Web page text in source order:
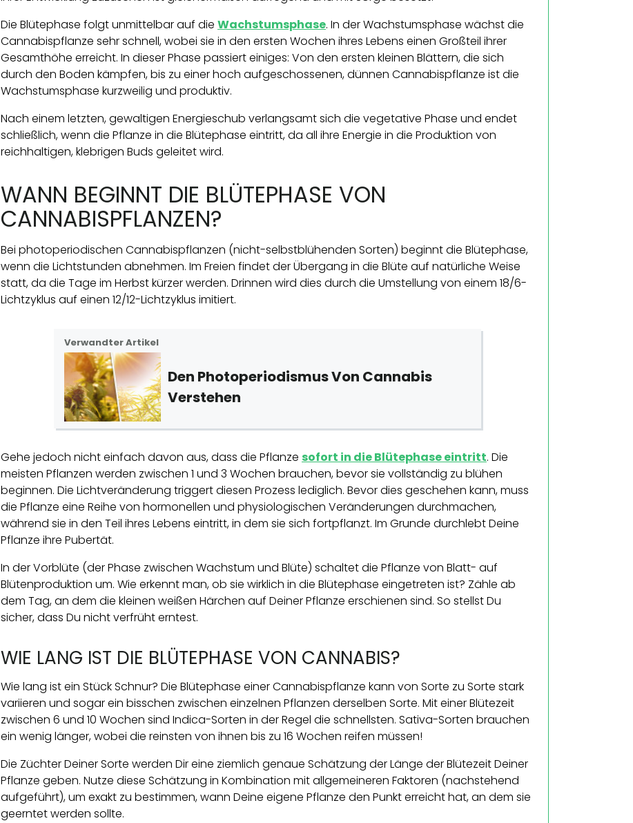
Die Blütephase folgt unmittelbar auf die Wachstumsphase. In der Wachstumsphase wächst die
Cannabispflanze sehr schnell, wobei sie in den ersten Wochen ihres Lebens einen Großteil ihrer
Gesamthöhe erreicht. In dieser Phase passiert einiges: Von den ersten kleinen Blättern, die sich
durch den Boden kämpfen, bis zu einer hoch aufgeschossenen, dünnen Cannabispflanze ist die
Wachstumsphase kurzweilig und produktiv.
Nach einem letzten, gewaltigen Energieschub verlangsamt sich die vegetative Phase und endet
schließlich, wenn die Pflanze in die Blütephase eintritt, da all ihre Energie in die Produktion von
reichhaltigen, klebrigen Buds geleitet wird.
WANN BEGINNT DIE BLÜTEPHASE VON
CANNABISPFLANZEN?
Bei photoperiodischen Cannabispflanzen (nicht-selbstblühenden Sorten) beginnt die Blütephase,
wenn die Lichtstunden abnehmen. Im Freien findet der Übergang in die Blüte auf natürliche Weise
statt, da die Tage im Herbst kürzer werden. Drinnen wird dies durch die Umstellung von einem 18/6-
Lichtzyklus auf einen 12/12-Lichtzyklus imitiert.
Verwandter Artikel
Den Photoperiodismus Von Cannabis
Verstehen
Gehe jedoch nicht einfach davon aus, dass die Pflanze sofort in die Blütephase eintritt. Die
meisten Pflanzen werden zwischen 1 und 3 Wochen brauchen, bevor sie vollständig zu blühen
beginnen. Die Lichtveränderung triggert diesen Prozess lediglich. Bevor dies geschehen kann, muss
die Pflanze eine Reihe von hormonellen und physiologischen Veränderungen durchmachen,
während sie in den Teil ihres Lebens eintritt, in dem sie sich fortpflanzt. Im Grunde durchlebt Deine
Pflanze ihre Pubertät.
In der Vorblüte (der Phase zwischen Wachstum und Blüte) schaltet die Pflanze von Blatt- auf
Blütenproduktion um. Wie erkennt man, ob sie wirklich in die Blütephase eingetreten ist? Zähle ab
dem Tag, an dem die kleinen weißen Härchen auf Deiner Pflanze erschienen sind. So stellst Du
sicher, dass Du nicht verfrüht erntest.
WIE LANG IST DIE BLÜTEPHASE VON CANNABIS?
Wie lang ist ein Stück Schnur? Die Blütephase einer Cannabispflanze kann von Sorte zu Sorte stark
variieren und sogar ein bisschen zwischen einzelnen Pflanzen derselben Sorte. Mit einer Blütezeit
zwischen 6 und 10 Wochen sind Indica-Sorten in der Regel die schnellsten. Sativa-Sorten brauchen
ein wenig länger, wobei die reinsten von ihnen bis zu 16 Wochen reifen müssen!
Die Züchter Deiner Sorte werden Dir eine ziemlich genaue Schätzung der Länge der Blütezeit Deiner
Pflanze geben. Nutze diese Schätzung in Kombination mit allgemeineren Faktoren (nachstehend
aufgeführt), um exakt zu bestimmen, wann Deine eigene Pflanze den Punkt erreicht hat, an dem sie
geerntet werden sollte.